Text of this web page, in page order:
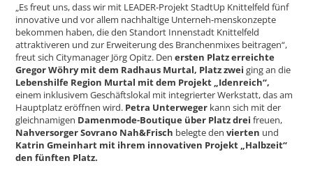
„Es freut uns, dass wir mit LEADER-Projekt StadtUp Knittelfeld fünf
innovative und vor allem nachhaltige Unterneh-menskonzepte
bekommen haben, die den Standort Innenstadt Knittelfeld
attraktiveren und zur Erweiterung des Branchenmixes beitragen“,
freut sich Citymanager Jörg Opitz. Denersten Platz erreichte
Gregor Wöhry mit dem Radhaus Murtal, Platz zweiging an die
Lebenshilfe Region Murtal mit dem Projekt „Idenreich“,
einem inklusivem Geschäftslokal mit integrierter Werkstatt, das am
Hauptplatz eröffnen wird. Petra Unterweger kann sich mit der
gleichnamigen Damenmode-Boutique über Platz drei freuen,
Nahversorger Sovrano Nah&Frisch belegte denvierten und
Katrin Gmeinhart mit ihrem innovativen Projekt „Halbzeit“
den fünften Platz.